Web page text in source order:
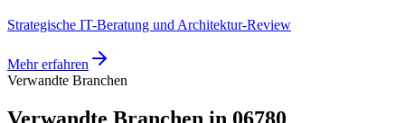
Strategische IT-Beratung und Architektur-Review
Mehr erfahren
Verwandte Branchen
Verwandte Branchen in 06780